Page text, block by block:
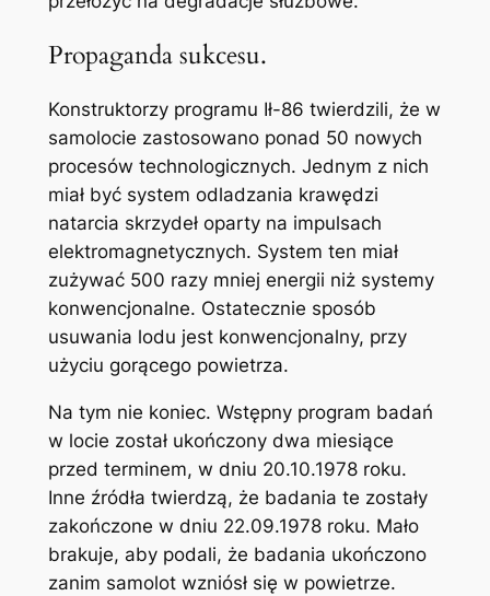
Propaganda sukcesu.
Konstruktorzy programu Ił-86 twierdzili, że w
samolocie zastosowano ponad 50 nowych
procesów technologicznych. Jednym z nich
miał być system odladzania krawędzi
natarcia skrzydeł oparty na impulsach
elektromagnetycznych. System ten miał
zużywać 500 razy mniej energii niż systemy
konwencjonalne. Ostatecznie sposób
usuwania lodu jest konwencjonalny, przy
użyciu gorącego powietrza.
Na tym nie koniec. Wstępny program badań
w locie został ukończony dwa miesiące
przed terminem, w dniu 20.10.1978 roku.
Inne źródła twierdzą, że badania te zostały
zakończone w dniu 22.09.1978 roku. Mało
brakuje, aby podali, że badania ukończono
zanim samolot wzniósł się w powietrze.